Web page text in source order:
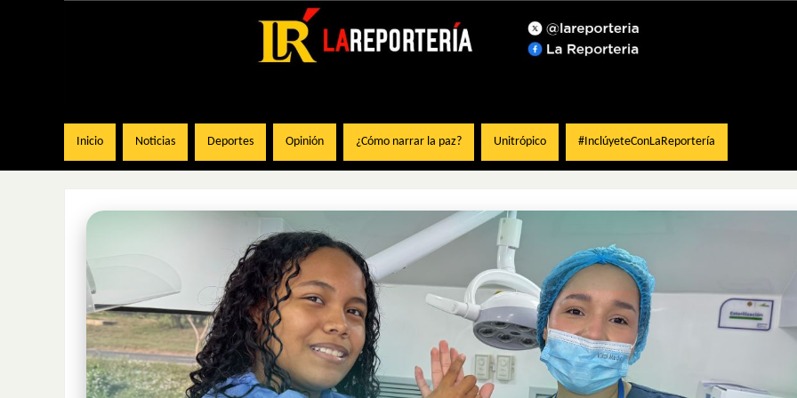
Inicio Noticias Deportes Opinión ¿Cómo narrar la paz? Unitrópico #InclúyeteConLaReportería